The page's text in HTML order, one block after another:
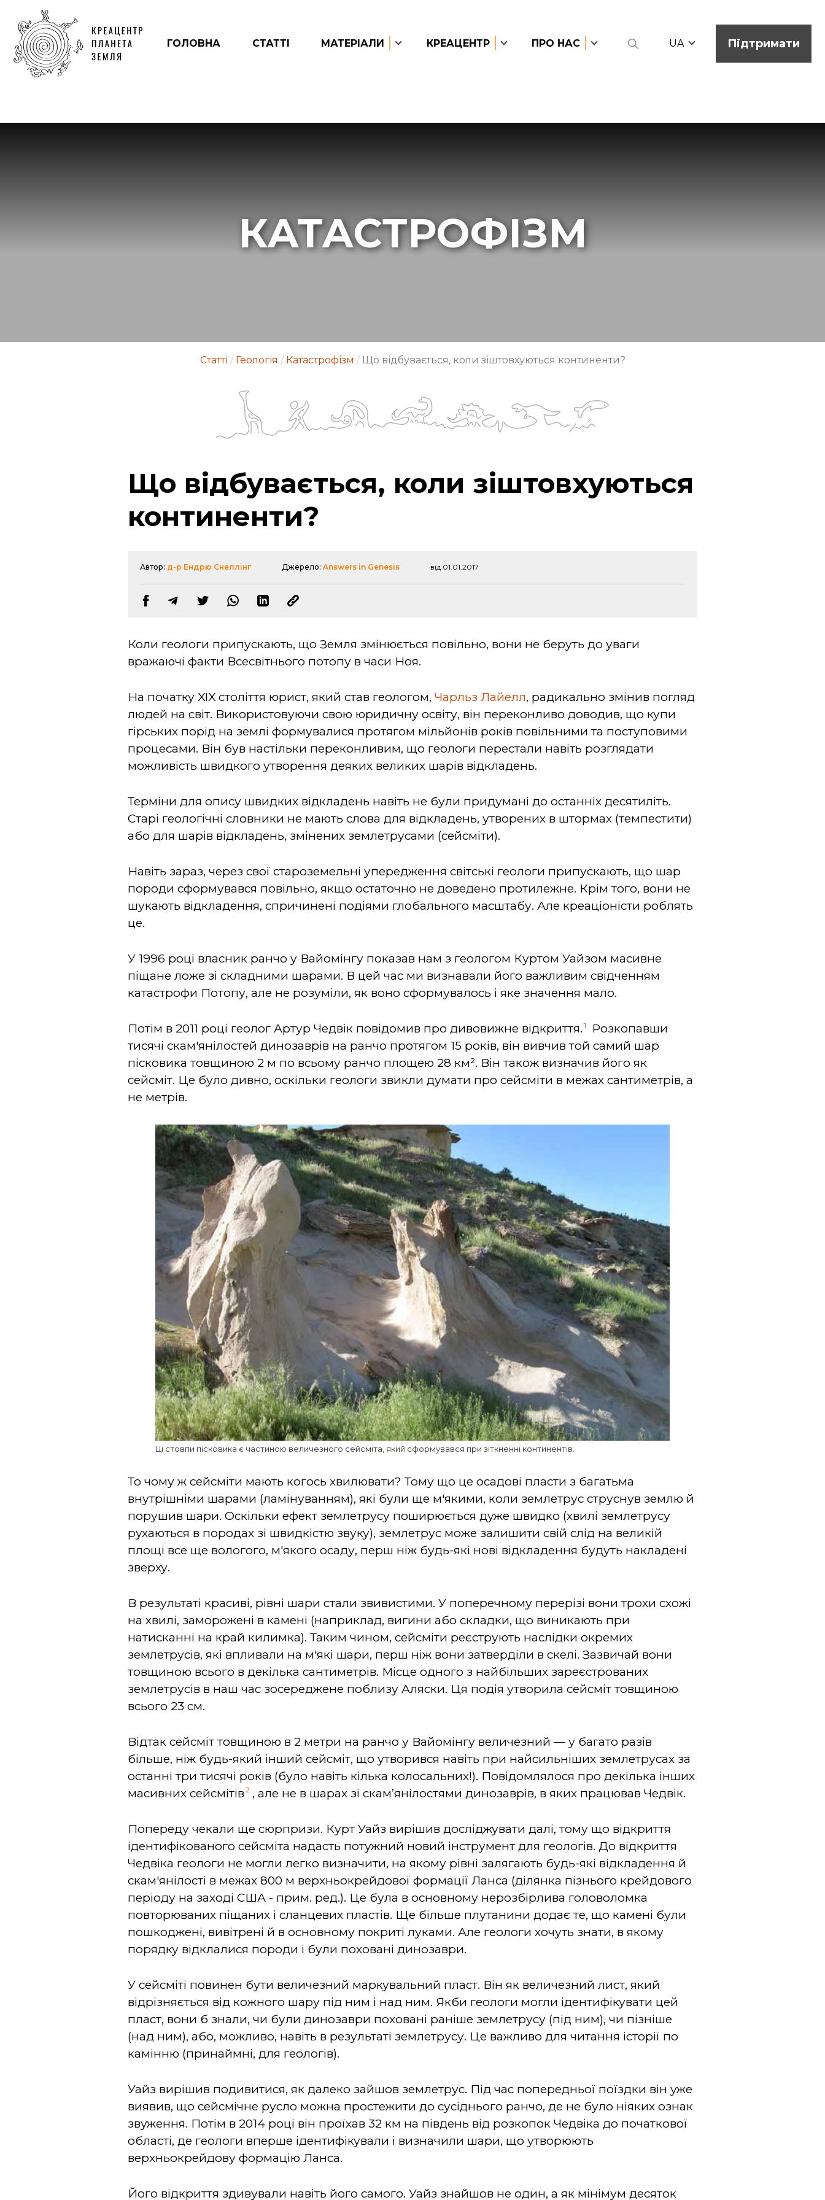
ГОЛОВНА СТАТТІ МАТЕРІАЛИ КРЕАЦЕНТР ПРО НАС UA Підтримати
КАТАСТРОФІЗМ
Статті / Геологія / Катастрофізм / Що відбувається, коли зіштовхуються континенти?
Що відбувається, коли зіштовхуються
континенти?
Автор: д-р Ендрю Снеллінг Джерело:Answers in Genesis від 01.01.2017
Коли геологи припускають, що Земля змінюється повільно, вони не беруть до уваги
вражаючі факти Всесвітнього потопу в часи Ноя.
На початку XIX століття юрист, який став геологом,Чарльз Лайелл, радикально змінив погляд
людей на світ. Використовуючи свою юридичну освіту, він переконливо доводив, що купи
гірських порід на землі формувалися протягом мільйонів років повільними та поступовими
процесами. Він був настільки переконливим, що геологи перестали навіть розглядати
можливість швидкого утворення деяких великих шарів відкладень.
Терміни для опису швидких відкладень навіть не були придумані до останніх десятиліть.
Старі геологічні словники не мають слова для відкладень, утворених в штормах (темпестити)
або для шарів відкладень, змінених землетрусами (сейсміти).
Навіть зараз, через свої староземельні упередження світські геологи припускають, що шар
породи сформувався повільно, якщо остаточно не доведено протилежне. Крім того, вони не
шукають відкладення, спричинені подіями глобального масштабу. Але креаціоністи роблять
це.
У 1996 році власник ранчо у Вайомінгу показав нам з геологом Куртом Уайзом масивне
піщане ложе зі складними шарами. В цей час ми визнавали його важливим свідченням
катастрофи Потопу, але не розуміли, як воно сформувалось і яке значення мало.
Потім в 2011 році геолог Артур Чедвік повідомив про дивовижне відкриття. 1
Розкопавши
тисячі скам'янілостей динозаврів на ранчо протягом 15 років, він вивчив той самий шар
пісковика товщиною 2 м по всьому ранчо площею 28 км². Він також визначив його як
сейсміт. Це було дивно, оскільки геологи звикли думати про сейсміти в межах сантиметрів, а
не метрів.
Ці стовпи пісковика є частиною величезного сейсміта, який сформувався при зіткненні континентів.
То чому ж сейсміти мають когось хвилювати? Тому що це осадові пласти з багатьма
внутрішніми шарами (ламінуванням), які були ще м'якими, коли землетрус струснув землю й
порушив шари. Оскільки ефект землетрусу поширюється дуже швидко (хвилі землетрусу
рухаються в породах зі швидкістю звуку), землетрус може залишити свій слід на великій
площі все ще вологого, м'якого осаду, перш ніж будь-які нові відкладення будуть накладені
зверху.
В результаті красиві, рівні шари стали звивистими. У поперечному перерізі вони трохи схожі
на хвилі, заморожені в камені (наприклад, вигини або складки, що виникають при
натисканні на край килимка). Таким чином, сейсміти реєструють наслідки окремих
землетрусів, які впливали на м'які шари, перш ніж вони затверділи в скелі. Зазвичай вони
товщиною всього в декілька сантиметрів. Місце одного з найбільших зареєстрованих
землетрусів в наш час зосереджене поблизу Аляски. Ця подія утворила сейсміт товщиною
всього 23 см.
Відтак сейсміт товщиною в 2 метри на ранчо у Вайомінгу величезний — у багато разів
більше, ніж будь-який інший сейсміт, що утворився навіть при найсильніших землетрусах за
останні три тисячі років (було навіть кілька колосальних!). Повідомлялося про декілька інших
масивних сейсмітів 2 , але не в шарах зі скам’янілостями динозаврів, в яких працював Чедвік.
Попереду чекали ще сюрпризи. Курт Уайз вирішив досліджувати далі, тому що відкриття
ідентифікованого сейсміта надасть потужний новий інструмент для геологів. До відкриття
Чедвіка геологи не могли легко визначити, на якому рівні залягають будь-які відкладення й
скам'янілості в межах 800 м верхньокрейдової формації Ланса (ділянка пізнього крейдового
періоду на заході США - прим. ред.). Це була в основному нерозбірлива головоломка
повторюваних піщаних і сланцевих пластів. Ще більше плутанини додає те, що камені були
пошкоджені, вивітрені й в основному покриті луками. Але геологи хочуть знати, в якому
порядку відклалися породи і були поховані динозаври.
У сейсміті повинен бути величезний маркувальний пласт. Він як величезний лист, який
відрізняється від кожного шару під ним і над ним. Якби геологи могли ідентифікувати цей
пласт, вони б знали, чи були динозаври поховані раніше землетрусу (під ним), чи пізніше
(над ним), або, можливо, навіть в результаті землетрусу. Це важливо для читання історії по
камінню (принаймні, для геологів).
Уайз вирішив подивитися, як далеко зайшов землетрус. Під час попередньої поїздки він уже
виявив, що сейсмічне русло можна простежити до сусіднього ранчо, де не було ніяких ознак
звуження. Потім в 2014 році він проїхав 32 км на південь від розкопок Чедвіка до початкової
області, де геологи вперше ідентифікували і визначили шари, що утворюють
верхньокрейдову формацію Ланса.
Його відкриття здивували навіть його самого. Уайз знайшов не один, а як мінімум десяток